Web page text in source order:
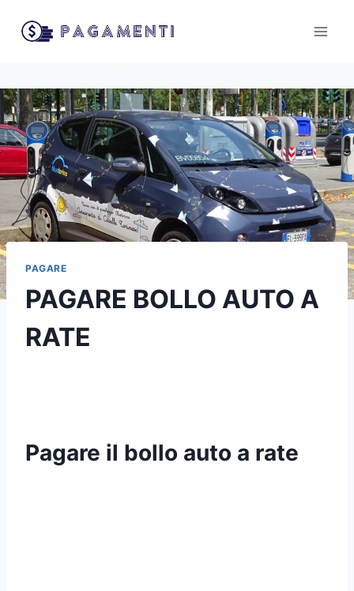
PAGARE
PAGARE BOLLO AUTO A
RATE
Pagare il bollo auto a rate